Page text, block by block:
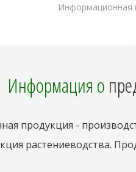
Информационная
Информация о
продукция -
растениеводства.